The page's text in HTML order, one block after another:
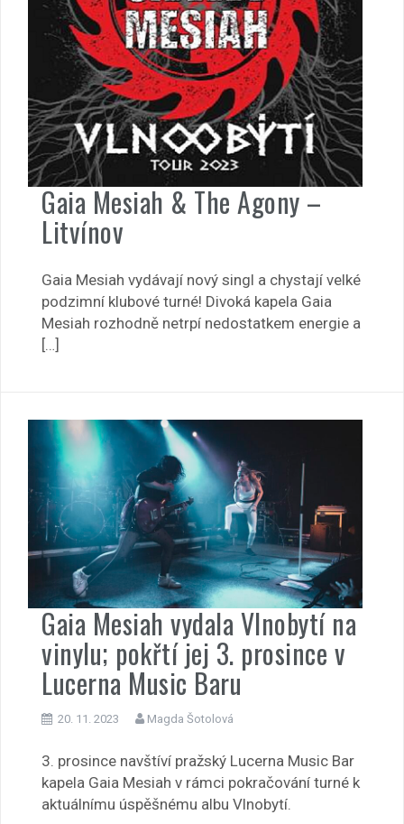
Gaia Mesiah & The Agony –
Litvínov
Gaia Mesiah vydávají nový singl a chystají velké
podzimní klubové turné! Divoká kapela Gaia
Mesiah rozhodně netrpí nedostatkem energie a
[…]
Gaia Mesiah vydala Vlnobytí na
vinylu; pokřtí jej 3. prosince v
Lucerna Music Baru
20. 11. 2023 Magda Šotolová
3. prosince navštíví pražský Lucerna Music Bar
kapela Gaia Mesiah v rámci pokračování turné k
aktuálnímu úspěšnému albu Vlnobytí.